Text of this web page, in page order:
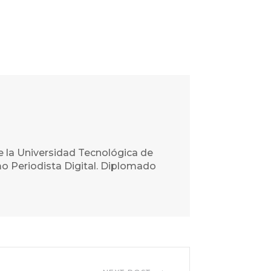
la Universidad Tecnológica de
Periodista Digital. Diplomado